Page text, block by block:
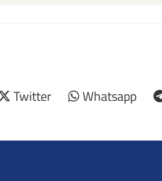
Twitter Whatsapp